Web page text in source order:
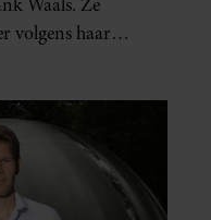
volgens haar